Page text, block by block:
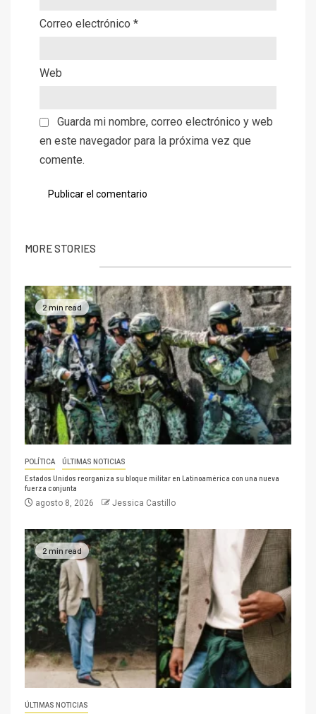
Correo electrónico *
Web
Guarda mi nombre, correo electrónico y web
en este navegador para la próxima vez que
comente.
MORE STORIES
2 min read
POLÍTICA ÚLTIMAS NOTICIAS
Estados Unidos reorganiza su bloque militar en Latinoamérica con una nueva
fuerza conjunta
agosto 8, 2026 Jessica Castillo
2 min read
ÚLTIMAS NOTICIAS